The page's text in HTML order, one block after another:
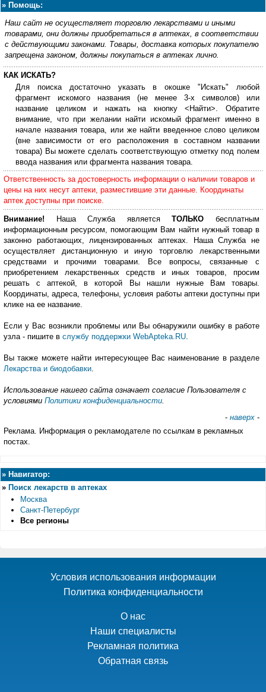
» Помощь:
Наш сайт не осуществляет торговлю лекарствами и иными
товарами, они должны приобретаться в аптеках, в соответствии
с действующими законами. Товары, доставка которых покупателю
запрещена законом, должны покупаться в аптеках лично.
КАК ИСКАТЬ?
Для поиска достаточно указать в окошке "Искать" любой
фрагмент искомого названия (не менее 3-х символов) или
название целиком и нажать на кнопку <Найти>. Обратите
внимание, что при желании найти искомый фрагмент именно в
начале названия товара, или же найти введенное слово целиком
(вне зависимости от его расположения в составном названии
товара) Вы можете сделать соответствующую отметку под полем
ввода названия или фрагмента названия товара.
Ответственность за достоверность информации о наличии товаров и
цены на них несут аптеки, разместившие эти данные. Координаты
аптек доступны при поиске.
Внимание! Наша Служба являетсяТОЛЬКО бесплатным
информационным ресурсом, помогающим Вам найти нужный товар в
законно работающих, лицензированных аптеках. Наша Служба не
осуществляет дистанционную и иную торговлю лекарственными
средствами и прочими товарами. Все вопросы, связанные с
приобретением лекарственных средств и иных товаров, просим
решать с аптекой, в которой Вы нашли нужные Вам товары.
Координаты, адреса, телефоны, условия работы аптеки доступны при
клике на ее название.
Если у Вас возникли проблемы или Вы обнаружили ошибку в работе
узла - пишите в службу поддержки WebApteka.RU
Вы также можете найти интересующее Вас наименование в разделе
Лекарства и биодобавки
Использование нашего сайта означает согласие Пользователя с
условиями Политики конфиденциальности
- наверх -
Реклама. Информация о рекламодателе по ссылкам в рекламных
постах.
» Навигатор:
» Поиск лекарств в аптеках
Москва
Санкт-Петербург
Все регионы
Условия использования информации
Политика конфиденциальности
О нас
Наши специалисты
Рекламная политика
Обратная связь